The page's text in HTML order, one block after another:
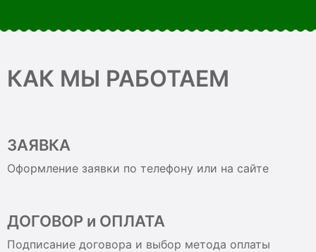
КАК МЫ РАБОТАЕМ
ЗАЯВКА
Оформление заявки по телефону или на сайте
ДОГОВОР и ОПЛАТА
Подписание договора и выбор метода оплаты